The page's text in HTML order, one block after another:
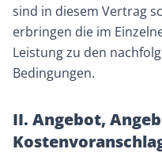
sind in diesem Vertrag
erbringen die im
Leistung zu den
Bedingungen.
II. Angebot,